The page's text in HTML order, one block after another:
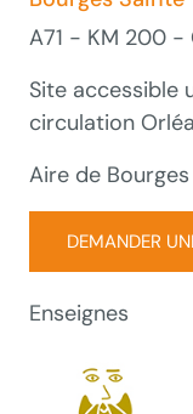
A71 - KM 200 -
Site accessible
circulation
Aire de
DEMANDER
Enseignes